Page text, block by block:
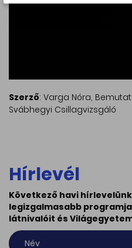
Szerző: Varga Nóra,
Svábhegyi Csillagvizsgáló
Hírlevél
Következő havi
legizgalmasabb
látnivalóit és